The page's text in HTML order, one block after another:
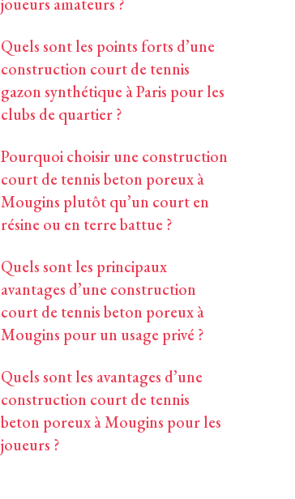
Quels sont les points forts d’une
construction court de tennis
gazon synthétique à Paris pour les
clubs de quartier ?
Pourquoi choisir une construction
court de tennis beton poreux à
Mougins plutôt qu’un court en
résine ou en terre battue ?
Quels sont les principaux
avantages d’une construction
court de tennis beton poreux à
Mougins pour un usage privé ?
Quels sont les avantages d’une
construction court de tennis
beton poreux à Mougins pour les
joueurs ?